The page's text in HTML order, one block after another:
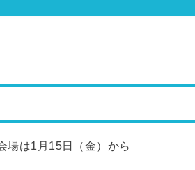
場は1月15日（金）から